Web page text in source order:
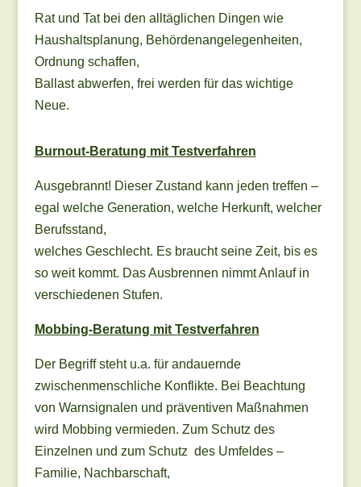
Rat und Tat bei den alltäglichen Dingen wie
Haushaltsplanung, Behördenangelegenheiten,
Ordnung schaffen,
Ballast abwerfen, frei werden für das wichtige
Neue.
Burnout-Beratung mit Testverfahren
Ausgebrannt! Dieser Zustand kann jeden treffen –
egal welche Generation, welche Herkunft, welcher
Berufsstand,
welches Geschlecht. Es braucht seine Zeit, bis es
so weit kommt. Das Ausbrennen nimmt Anlauf in
verschiedenen Stufen.
Mobbing-Beratung mit Testverfahren
Der Begriff steht u.a. für andauernde
zwischenmenschliche Konflikte. Bei Beachtung
von Warnsignalen und präventiven Maßnahmen
wird Mobbing vermieden. Zum Schutz des
Einzelnen und zum Schutz des Umfeldes –
Familie, Nachbarschaft,